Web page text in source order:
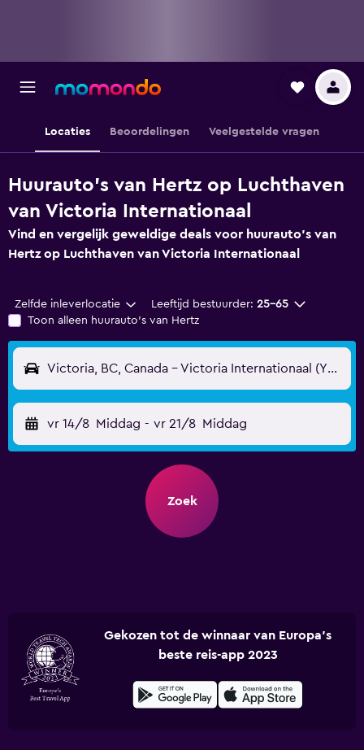
Locaties Beoordelingen Veelgestelde vragen
Huurauto's van Hertz op Luchthaven
van Victoria Internationaal
Vind en vergelijk geweldige deals voor huurauto's van
Hertz op Luchthaven van Victoria Internationaal
Zelfde inleverlocatie Leeftijd bestuurder: 25-65
Toon alleen huurauto's van Hertz
Victoria, BC, Canada - Victoria Internationaal (YYJ)
vr 14/8 Middag - vr 21/8 Middag
Zoek
Gekozen tot de winnaar van Europa's
beste reis-app 2023